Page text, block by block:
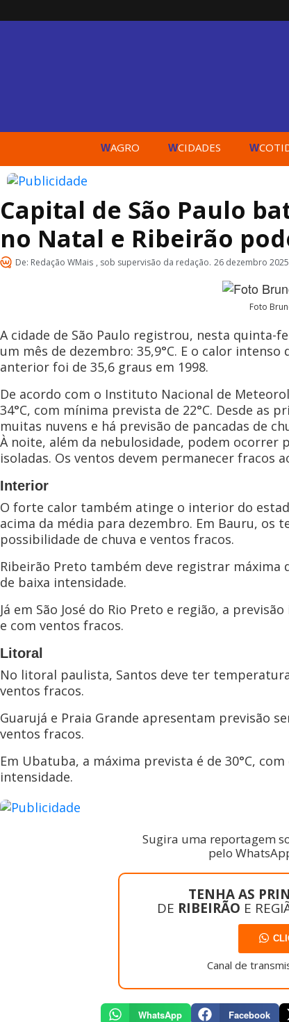
WAGRO WCIDADES W
Capital de São Paulo
no Natal e Ribeirão
De: Redação WMais , sob supervisão da redação. 26 dezembro 2025
Foto
A cidade de São Paulo registrou, nesta quinta-
um mês de dezembro: 35,9°C. E o calor
anterior foi de 35,6 graus em 1998.
De acordo com o Instituto Nacional de
34°C, com mínima prevista de 22°C. Desde as
muitas nuvens e há previsão de pancadas de
À noite, além da nebulosidade, podem ocorrer
isoladas. Os ventos devem permanecer fracos
Interior
O forte calor também atinge o interior do
acima da média para dezembro. Em Bauru, os
possibilidade de chuva e ventos fracos.
Ribeirão Preto também deve registrar máxima
de baixa intensidade.
Já em São José do Rio Preto e região, a
e com ventos fracos.
Litoral
No litoral paulista, Santos deve ter
ventos fracos.
Guarujá e Praia Grande apresentam previsão
ventos fracos.
Em Ubatuba, a máxima prevista é de 30°C,
intensidade.
Sugira uma reportagem
pelo
TENHA AS
DE RIBEIRÃO E
Canal de
WhatsApp Facebook